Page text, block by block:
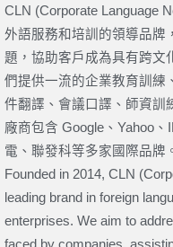
CLN (Corporate Language
外語服務和培訓的領導品牌
題，協助客戶成為具有跨文
們提供一流的企業教育訓練
件翻譯、會議口譯、師資訓
廠商包含 Google、Yahoo
電、聯發科等多家國際品牌
Founded in 2014, CLN
leading brand in foreign
enterprises. We aim to